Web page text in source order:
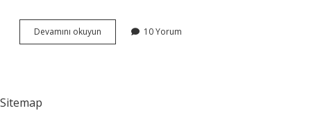
Devamını okuyun
Ve
10 Yorum
Sitemap